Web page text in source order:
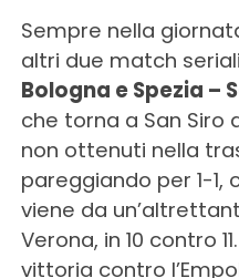
Sempre nella
altri due match
Bologna e Spezia –
che torna a San Siro
non ottenuti nella
pareggiando per 1-1,
viene da
Verona, in 10 contro
vittoria contro